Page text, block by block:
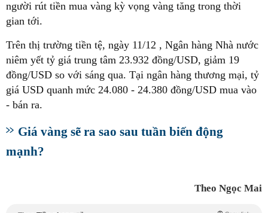
người rút tiền mua vàng kỳ vọng vàng tăng trong thời
gian tới.
Trên thị trường tiền tệ, ngày 11/12 , Ngân hàng Nhà nước
niêm yết tỷ giá trung tâm 23.932 đồng/USD, giảm 19
đồng/USD so với sáng qua. Tại ngân hàng thương mại, tỷ
giá USD quanh mức 24.080 - 24.380 đồng/USD mua vào
- bán ra.
Giá vàng sẽ ra sao sau tuần biến động
mạnh?
Theo Ngọc Mai